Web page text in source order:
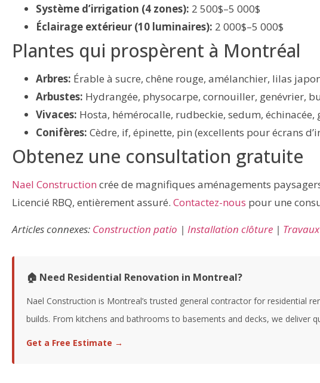
Système d’irrigation (4 zones): 2 500$–5 000$
Éclairage extérieur (10 luminaires): 2 000$–5 000$
Plantes qui prospèrent à Montréal
Arbres: Érable à sucre, chêne rouge, amélanchier, lilas
Arbustes: Hydrangée, physocarpe, cornouiller, genévrier,
Vivaces: Hosta, hémérocalle, rudbeckie, sedum,
Conifères: Cèdre, if, épinette, pin (excellents pour écrans
Obtenez une consultation gratuite
Nael Construction crée de magnifiques aménagements
Licencié RBQ, entièrement assuré. Contactez-nous pour une
Articles connexes: Construction patio | Installation clôture |
🏠 Need Residential Renovation in Montreal?
Nael Construction is Montreal’s trusted general contractor for residential
builds. From kitchens and bathrooms to basements and decks, we deliver
Get a Free Estimate →